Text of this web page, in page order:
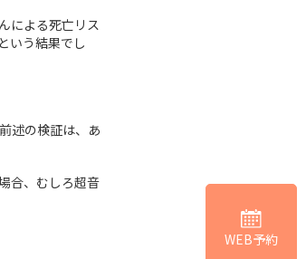
による死亡リス
いう結果でし
述の検証は、あ
合、むしろ超音
WEB予約